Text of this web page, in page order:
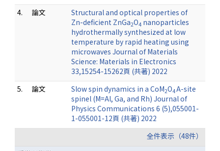
4.
論文
Structural and optical properties of
Zn-deficient ZnGa2O4 nanoparticles
hydrothermally synthesized at low
temperature by rapid heating using
microwaves Journal of Materials
Science: Materials in Electronics
33,15254-15262頁 (共著) 2022
5.
論文 Slow spin dynamics in a CoM2O4A-site
spinel (M=Al, Ga, and Rh) Journal of
Physics Communications 6 (5),055001-
1-055001-12頁 (共著) 2022
全件表示（48件）